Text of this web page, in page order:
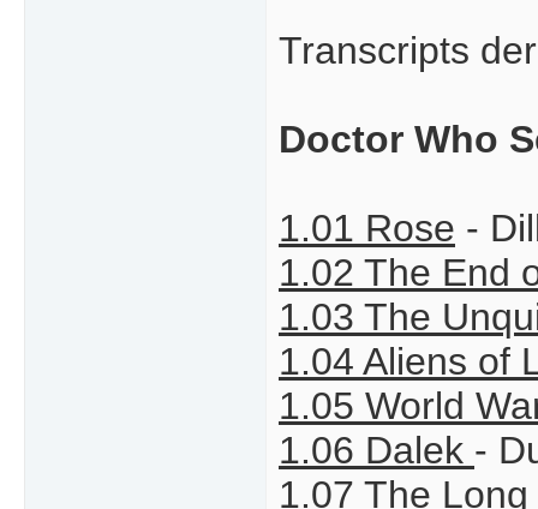
Transcripts
Doctor Who
1.01 Rose -
1.02 The End
1.03 The
1.04 Aliens of
1.05 World
1.06 Dalek -
1.07 The